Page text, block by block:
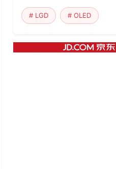
# LGD # OLED